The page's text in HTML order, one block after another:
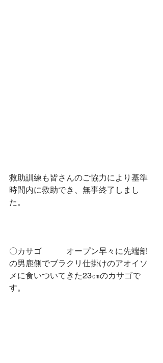
救助訓練も皆さんのご協力により基準
時間内に救助でき、無事終了しまし
た。
〇カサゴ　　　オープン早々に先端部
の男鹿側でブラクリ仕掛けのアオイソ
メに食いついてきた23㎝のカサゴで
す。